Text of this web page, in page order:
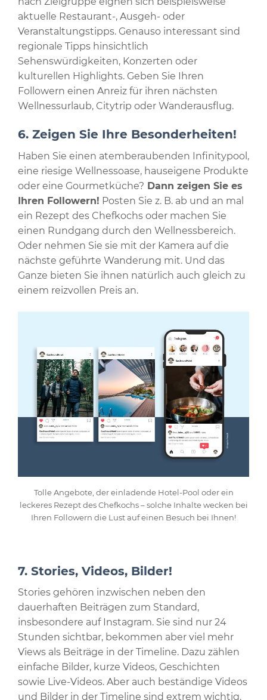
aktuelle Restaurant-, Ausgeh- oder
Veranstaltungstipps. Genauso interessant sind
regionale Tipps hinsichtlich
Sehenswürdigkeiten, Konzerten oder
kulturellen Highlights. Geben Sie Ihren
Followern einen Anreiz für ihren nächsten
Wellnessurlaub, Citytrip oder Wanderausflug.
6. Zeigen Sie Ihre Besonderheiten!
Haben Sie einen atemberaubenden Infinitypool,
eine riesige Wellnessoase, hauseigene Produkte
oder eine Gourmetküche? Dann zeigen Sie es
Ihren Followern! Posten Sie z. B. ab und an mal
ein Rezept des Chefkochs oder machen Sie
einen Rundgang durch den Wellnessbereich.
Oder nehmen Sie sie mit der Kamera auf die
nächste geführte Wanderung mit. Und das
Ganze bieten Sie ihnen natürlich auch gleich zu
einem reizvollen Preis an.
Tolle Angebote, der einladende Hotel-Pool oder ein
leckeres Rezept des Chefkochs – solche Inhalte wecken bei
Ihren Followern die Lust auf einen Besuch bei Ihnen!
7. Stories, Videos, Bilder!
Stories gehören inzwischen neben den
dauerhaften Beiträgen zum Standard,
insbesondere auf Instagram. Sie sind nur 24
Stunden sichtbar, bekommen aber viel mehr
Views als Beiträge in der Timeline. Dazu zählen
einfache Bilder, kurze Videos, Geschichten
sowie Live-Videos. Aber auch beständige Videos
und Bilder in der Timeline sind extrem wichtig.